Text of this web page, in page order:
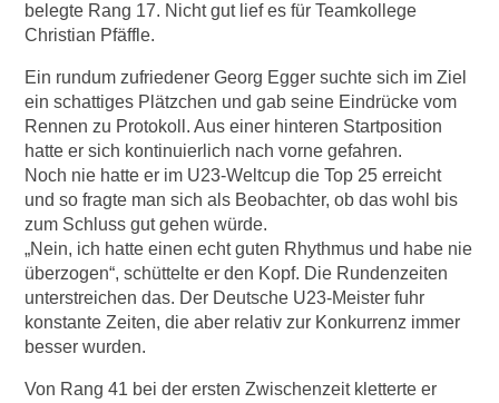
belegte Rang 17. Nicht gut lief es für Teamkollege
Christian Pfäffle.
Ein rundum zufriedener Georg Egger suchte sich im Ziel
ein schattiges Plätzchen und gab seine Eindrücke vom
Rennen zu Protokoll. Aus einer hinteren Startposition
hatte er sich kontinuierlich nach vorne gefahren.
Noch nie hatte er im U23-Weltcup die Top 25 erreicht
und so fragte man sich als Beobachter, ob das wohl bis
zum Schluss gut gehen würde.
„Nein, ich hatte einen echt guten Rhythmus und habe nie
überzogen“, schüttelte er den Kopf. Die Rundenzeiten
unterstreichen das. Der Deutsche U23-Meister fuhr
konstante Zeiten, die aber relativ zur Konkurrenz immer
besser wurden.
Von Rang 41 bei der ersten Zwischenzeit kletterte er